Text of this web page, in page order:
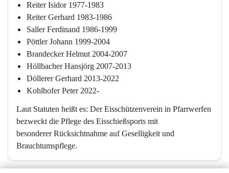
Reiter Isidor 1977-1983
Reiter Gerhard 1983-1986
Saller Ferdinand 1986-1999
Pöttler Johann 1999-2004
Brandecker Helmut 2004-2007
Höllbacher Hansjörg 2007-2013
Döllerer Gerhard 2013-2022
Kohlhofer Peter 2022-
Laut Statuten heißt es: Der Eisschützenverein in Pfarrwerfen
bezweckt die Pflege des Eisschießsports mit
besonderer Rücksichtnahme auf Geselligkeit und
Brauchtumspflege.